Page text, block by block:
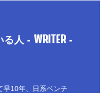
る人 - WRITER-
早10年、日系ベンチ